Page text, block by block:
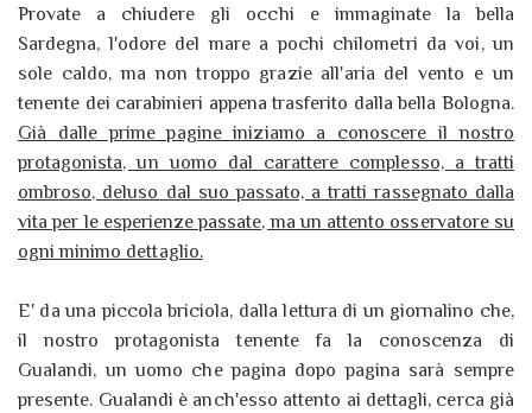
Provate a chiudere gli occhi e immaginate la bella
Sardegna, l'odore del mare a pochi chilometri da voi, un
sole caldo, ma non troppo grazie all'aria del vento e un
tenente dei carabinieri appena trasferito dalla bella Bologna.
Già dalle prime pagine iniziamo a conoscere il nostro
protagonista, un uomo dal carattere complesso, a tratti
ombroso, deluso dal suo passato, a tratti rassegnato dalla
vita per le esperienze passate, ma un attento osservatore su
ogni minimo dettaglio.
E' da una piccola briciola, dalla lettura di un giornalino che,
il nostro protagonista tenente fa la conoscenza di
Gualandi, un uomo che pagina dopo pagina sarà sempre
presente. Gualandi è anch'esso attento ai dettagli, cerca già